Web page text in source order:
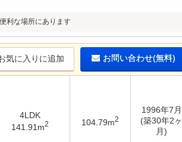
利な場所にあります
気に入りに追加 お問い合わせ(無料)
4LDK
141.91m2 104.79m2
1996年7月
(築30年2ヶ
月)